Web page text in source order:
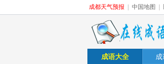
成都天气预报 中国地图
成语大全